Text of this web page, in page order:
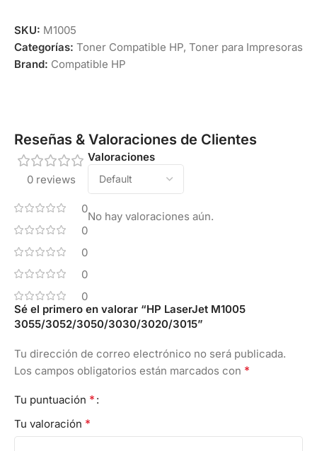
SKU: M1005
Categorías: Toner Compatible HP, Toner para Impresoras
Brand: Compatible HP
Reseñas & Valoraciones de Clientes
0 reviews
0
0
0
0
0
Valoraciones
No hay valoraciones aún.
Sé el primero en valorar “HP LaserJet M1005
3055/3052/3050/3030/3020/3015”
Tu dirección de correo electrónico no será publicada.
Los campos obligatorios están marcados con *
Tu puntuación *
Tu valoración *